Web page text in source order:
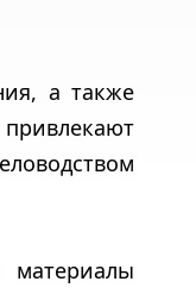
а также
материалы